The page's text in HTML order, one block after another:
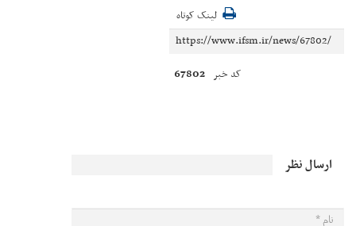
لینک کوتاه
کد خبر 67802
ارسال نظر